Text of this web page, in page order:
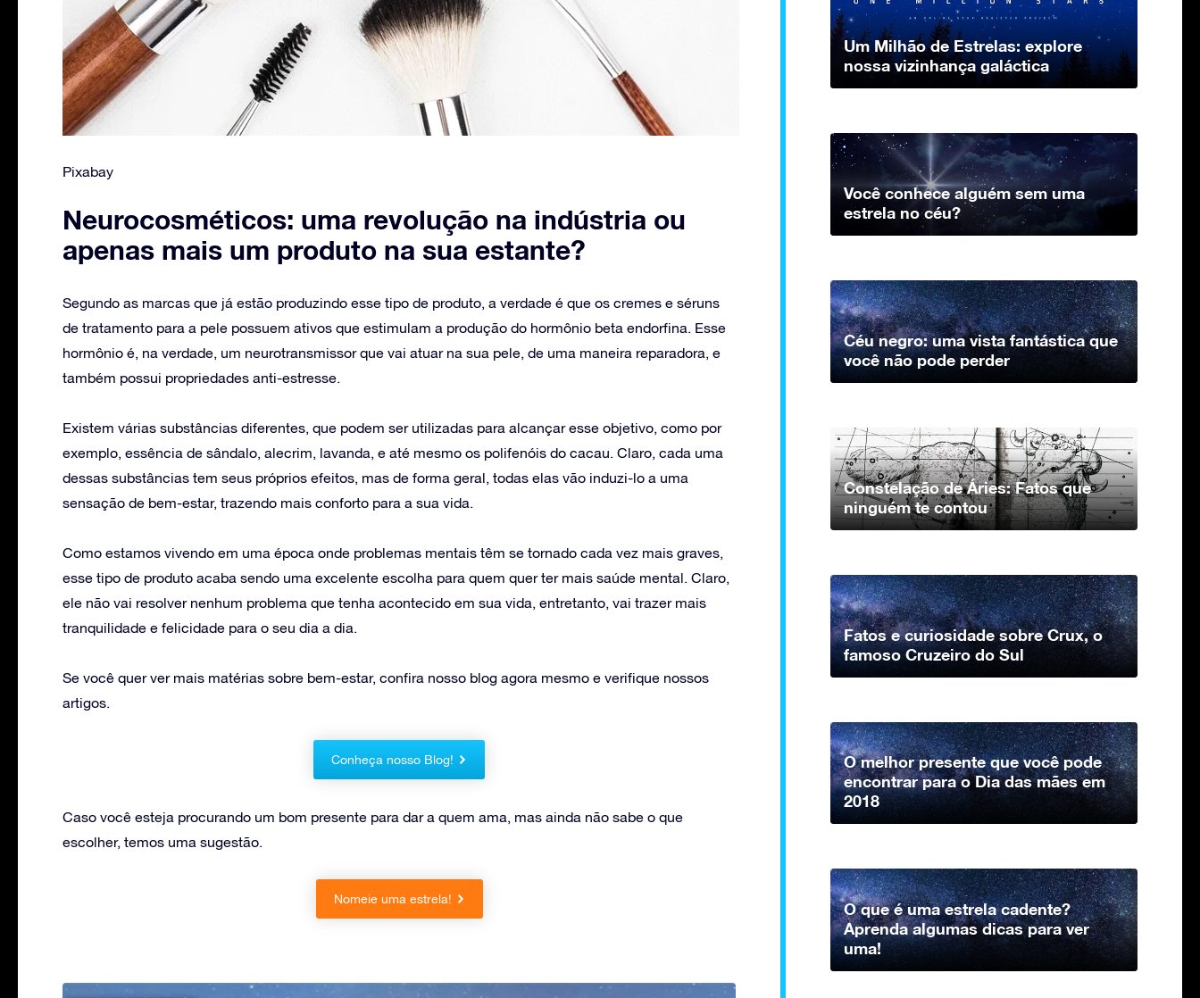
Pixabay
Neurocosméticos: uma revolução na indústria ou
apenas mais um produto na sua estante?
Segundo as marcas que já estão produzindo esse tipo de produto, a verdade é que os cremes e séruns
de tratamento para a pele possuem ativos que estimulam a produção do hormônio beta endorfina. Esse
hormônio é, na verdade, um neurotransmissor que vai atuar na sua pele, de uma maneira reparadora, e
também possui propriedades anti-estresse.
Existem várias substâncias diferentes, que podem ser utilizadas para alcançar esse objetivo, como por
exemplo, essência de sândalo, alecrim, lavanda, e até mesmo os polifenóis do cacau. Claro, cada uma
dessas substâncias tem seus próprios efeitos, mas de forma geral, todas elas vão induzi-lo a uma
sensação de bem-estar, trazendo mais conforto para a sua vida.
Como estamos vivendo em uma época onde problemas mentais têm se tornado cada vez mais graves,
esse tipo de produto acaba sendo uma excelente escolha para quem quer ter mais saúde mental. Claro,
ele não vai resolver nenhum problema que tenha acontecido em sua vida, entretanto, vai trazer mais
tranquilidade e felicidade para o seu dia a dia.
Se você quer ver mais matérias sobre bem-estar, confira nosso blog agora mesmo e verifique nossos
artigos.
Conheça nosso Blog!
Caso você esteja procurando um bom presente para dar a quem ama, mas ainda não sabe o que
escolher, temos uma sugestão.
Nomeie uma estrela!
Um Milhão de Estrelas: explore
nossa vizinhança galáctica
Você conhece alguém sem uma
estrela no céu?
Céu negro: uma vista fantástica que
você não pode perder
Constelação de Áries: Fatos que
ninguém te contou
Fatos e curiosidade sobre Crux, o
famoso Cruzeiro do Sul
O melhor presente que você pode
encontrar para o Dia das mães em
2018
O que é uma estrela cadente?
Aprenda algumas dicas para ver
uma!